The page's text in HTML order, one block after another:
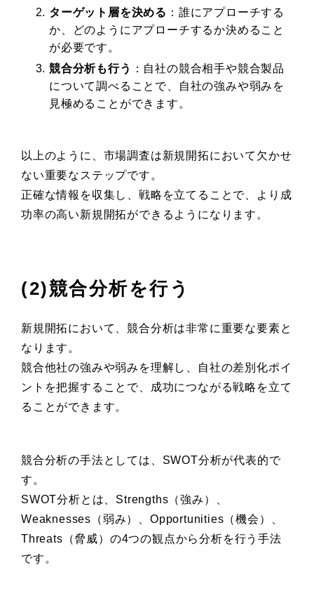
ターゲット層を決める ：誰にアプローチする
か、どのようにアプローチするか決めること
が必要です。
競合分析も行う
：自社の競合相手や競合製品
について調べることで、自社の強みや弱みを
見極めることができます。
以上のように、市場調査は新規開拓において欠かせ
ない重要なステップです。
正確な情報を収集し、戦略を立てることで、より成
功率の高い新規開拓ができるようになります。
(2)競合分析を行う
新規開拓において、競合分析は非常に重要な要素と
なります。
競合他社の強みや弱みを理解し、自社の差別化ポイ
ントを把握することで、成功につながる戦略を立て
ることができます。
競合分析の手法としては、SWOT分析が代表的で
す。
SWOT分析とは、Strengths（強み）、
Weaknesses（弱み）、Opportunities（機会）、
Threats（脅威）の4つの観点から分析を行う手法
です。